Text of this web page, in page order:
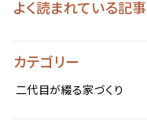
よく読まれている記事
カテゴリー
二代目が綴る家づくり